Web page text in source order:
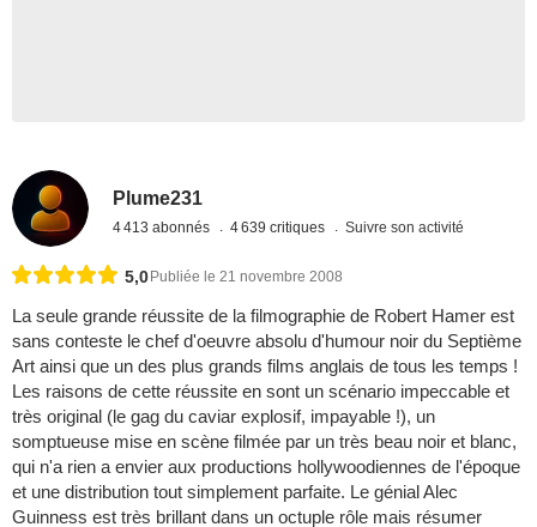
Plume231
4 413 abonnés 4 639 critiques Suivre son activité
5,0 Publiée le 21 novembre 2008
La seule grande réussite de la filmographie de Robert Hamer est
sans conteste le chef d'oeuvre absolu d'humour noir du Septième
Art ainsi que un des plus grands films anglais de tous les temps !
Les raisons de cette réussite en sont un scénario impeccable et
très original (le gag du caviar explosif, impayable !), un
somptueuse mise en scène filmée par un très beau noir et blanc,
qui n'a rien a envier aux productions hollywoodiennes de l'époque
et une distribution tout simplement parfaite. Le génial Alec
Guinness est très brillant dans un octuple rôle mais résumer